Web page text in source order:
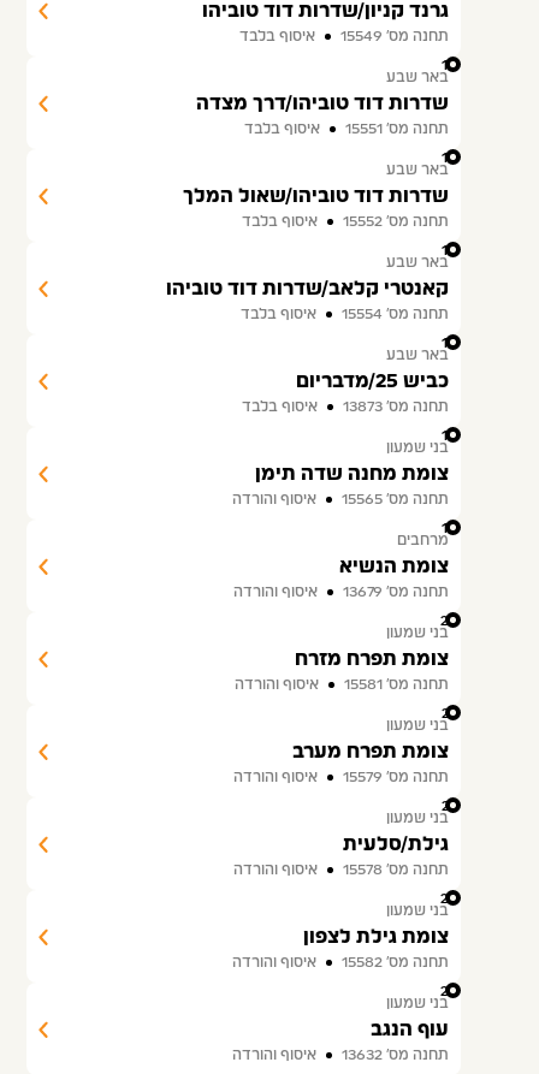
גרנד קניון/שדרות דוד טוביהו
תחנה מס׳ 15549 איסוף בלבד
14
באר שבע
שדרות דוד טוביהו/דרך מצדה
תחנה מס׳ 15551 איסוף בלבד
15
באר שבע
שדרות דוד טוביהו/שאול המלך
תחנה מס׳ 15552 איסוף בלבד
16
באר שבע
קאנטרי קלאב/שדרות דוד טוביהו
תחנה מס׳ 15554 איסוף בלבד
17
באר שבע
כביש 25/מדבריום
תחנה מס׳ 13873 איסוף בלבד
18
בני שמעון
צומת מחנה שדה תימן
תחנה מס׳ 15565 איסוף והורדה
19
מרחבים
צומת הנשיא
תחנה מס׳ 13679 איסוף והורדה
20
בני שמעון
צומת תפרח מזרח
תחנה מס׳ 15581 איסוף והורדה
21
בני שמעון
צומת תפרח מערב
תחנה מס׳ 15579 איסוף והורדה
22
בני שמעון
גילת/סלעית
תחנה מס׳ 15578 איסוף והורדה
23
בני שמעון
צומת גילת לצפון
תחנה מס׳ 15582 איסוף והורדה
24
בני שמעון
עוף הנגב
תחנה מס׳ 13632 איסוף והורדה